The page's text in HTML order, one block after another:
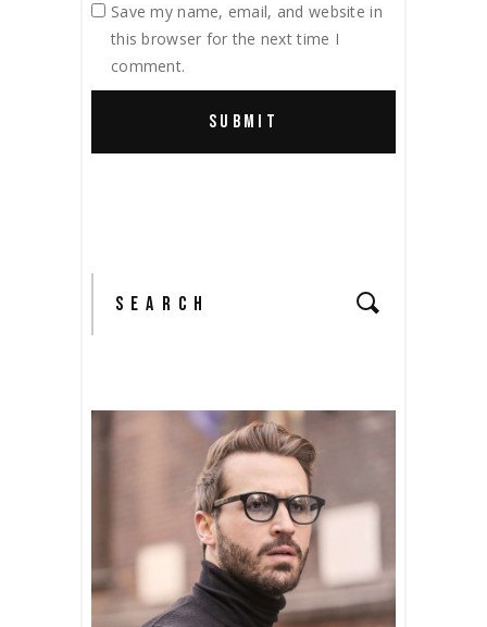
Save my name, email, and website in
this browser for the next time I
comment.